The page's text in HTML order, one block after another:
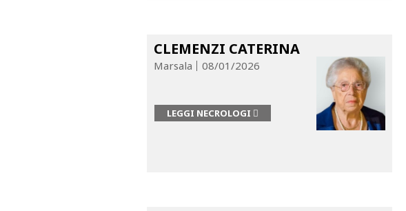
CLEMENZI CATERINA
Marsala 08/01/2026
LEGGI NECROLOGI